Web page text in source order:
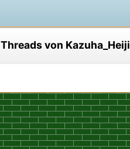
Threads von Kazuha_Heiji